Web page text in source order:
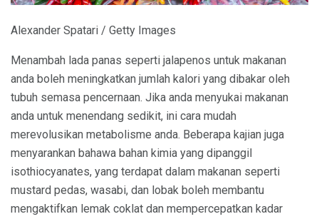
Alexander Spatari / Getty Images
Menambah lada panas seperti jalapenos untuk makanan
anda boleh meningkatkan jumlah kalori yang dibakar oleh
tubuh semasa pencernaan. Jika anda menyukai makanan
anda untuk menendang sedikit, ini cara mudah
merevolusikan metabolisme anda. Beberapa kajian juga
menyarankan bahawa bahan kimia yang dipanggil
isothiocyanates, yang terdapat dalam makanan seperti
mustard pedas, wasabi, dan lobak boleh membantu
mengaktifkan lemak coklat dan mempercepatkan kadar